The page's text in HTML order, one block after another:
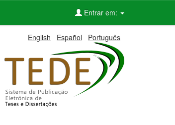
Entrar em:
English Español Português